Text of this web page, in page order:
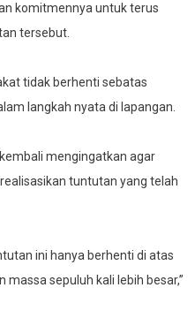
komitmennya untuk terus
tersebut.
tidak berhenti sebatas
langkah nyata di lapangan.
mengingatkan agar
tuntutan yang telah
ini hanya berhenti di atas
sepuluh kali lebih besar,”